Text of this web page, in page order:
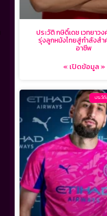
ประวัติ กษิดิ์เดช เวทยาว
รุ่งลูกหนังไทยสู่กำลังส
อาชีพ
« เปิดข้อมูล »
ประวั